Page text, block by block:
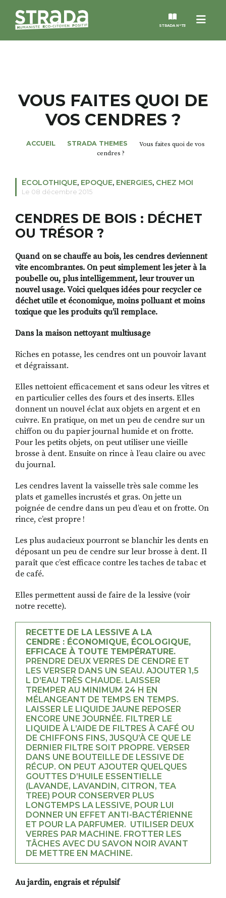
Menu
STRADA N°73
MAGAZINES
NOS THÈMES
ALTER STRADA
RECHERCHER
S'ABONNER
S'INSCRIRE À LA NEWSLETTER
FACEBOOKINSTAGRAM
LINKEDINYOUTUBE
VOUS FAITES QUOI DE
VOS CENDRES ?
ACCUEIL STRADA THEMES
Vous faites quoi de vos
cendres ?
ECOLOTHIQUE, EPOQUE, ENERGIES, CHEZ MOI
Le 08 décembre 2015
CENDRES DE BOIS : DÉCHET
OU TRÉSOR ?
Quand on se chauffe au bois, les cendres deviennent
vite encombrantes. On peut simplement les jeter à la
poubelle ou, plus intelligemment, leur trouver un
nouvel usage. Voici quelques idées pour recycler ce
déchet utile et économique, moins polluant et moins
toxique que les produits qu’il remplace.
Dans la maison nettoyant multiusage
Riches en potasse, les cendres ont un pouvoir lavant
et dégraissant.
Elles nettoient efficacement et sans odeur les vitres et
en particulier celles des fours et des inserts. Elles
donnent un nouvel éclat aux objets en argent et en
cuivre. En pratique, on met un peu de cendre sur un
chiffon ou du papier journal humide et on frotte.
Pour les petits objets, on peut utiliser une vieille
brosse à dent. Ensuite on rince à l’eau claire ou avec
du journal.
Les cendres lavent la vaisselle très sale comme les
plats et gamelles incrustés et gras. On jette un
poignée de cendre dans un peu d’eau et on frotte. On
rince, c’est propre !
Les plus audacieux pourront se blanchir les dents en
déposant un peu de cendre sur leur brosse à dent. Il
paraît que c’est efficace contre les taches de tabac et
de café.
Elles permettent aussi de faire de la lessive (voir
notre recette).
RECETTE DE LA LESSIVE A LA
CENDRE : ÉCONOMIQUE, ÉCOLOGIQUE,
EFFICACE À TOUTE TEMPÉRATURE.
PRENDRE DEUX VERRES DE CENDRE ET
LES VERSER DANS UN SEAU. AJOUTER 1,5
L D’EAU TRÈS CHAUDE. LAISSER
TREMPER AU MINIMUM 24 H EN
MÉLANGEANT DE TEMPS EN TEMPS.
LAISSER LE LIQUIDE JAUNE REPOSER
ENCORE UNE JOURNÉE. FILTRER LE
LIQUIDE À L’AIDE DE FILTRES À CAFÉ OU
DE CHIFFONS FINS, JUSQU’À CE QUE LE
DERNIER FILTRE SOIT PROPRE. VERSER
DANS UNE BOUTEILLE DE LESSIVE DE
RÉCUP. ON PEUT AJOUTER QUELQUES
GOUTTES D’HUILE ESSENTIELLE
(LAVANDE, LAVANDIN, CITRON, TEA
TREE) POUR CONSERVER PLUS
LONGTEMPS LA LESSIVE, POUR LUI
DONNER UN EFFET ANTI-BACTÉRIENNE
ET POUR LA PARFUMER. UTILISER DEUX
VERRES PAR MACHINE. FROTTER LES
TÂCHES AVEC DU SAVON NOIR AVANT
DE METTRE EN MACHINE.
Au jardin, engrais et répulsif